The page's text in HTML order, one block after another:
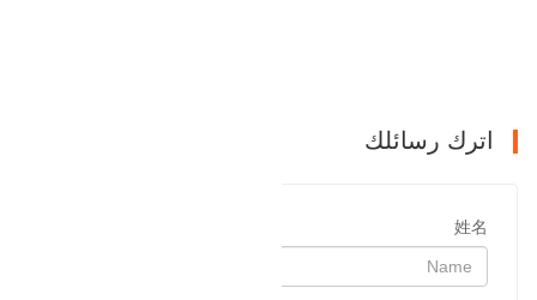
اترك رسائلك
姓名